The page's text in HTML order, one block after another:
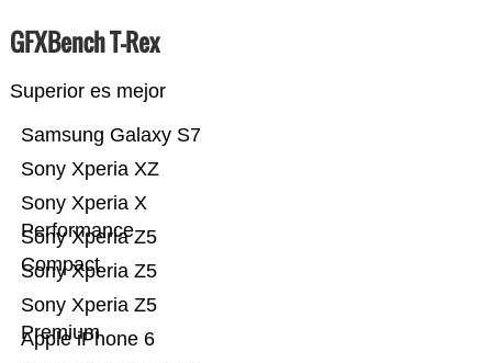
GFXBench T-Rex
Superior es mejor
Apple iPhone 6
Sony Xperia Z5
Premium
Sony Xperia Z5
Sony Xperia Z5
Compact
Sony Xperia X
Performance
Sony Xperia XZ
Samsung Galaxy S7